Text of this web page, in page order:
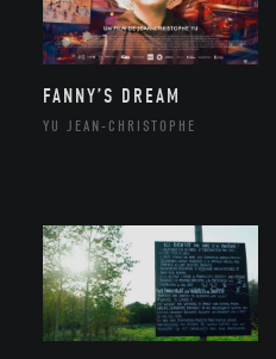
FANNY’S DREAM
YU JEAN-CHRISTOPHE